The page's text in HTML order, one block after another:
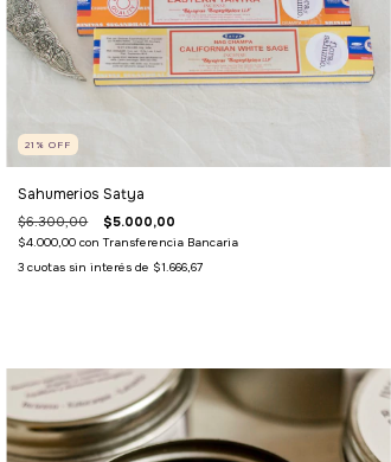
21 %OFF
Sahumerios Satya
$6.300,00 $5.000,00
$4.000,00con Transferencia Bancaria
3 cuotas sin interés de $1.666,67